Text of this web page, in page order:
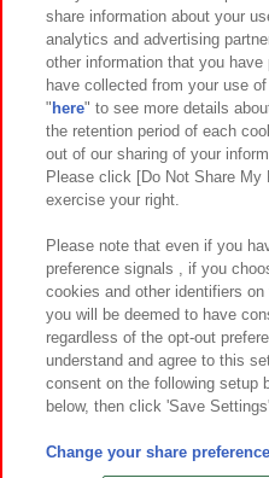
イベント・キャンペーン
関連会社 サステナビ
プライバシーポリシー ウェ
お取引先さまとともに
カスタマーハラスメント対応方針
©Bandai
©Bandai Namco
share information about your
analytics and advertising
other information that you
have collected from your use
" here" to see more details
the retention period of each
out of our sharing of your
Please click [Do Not Share My
exercise your right.
Please note that even if you
preference signals , if you
cookies and other identifiers
you will be deemed to have
regardless of the opt-out
understand and agree to this
consent on the following setup
below, then click 'Save
Change your share preference